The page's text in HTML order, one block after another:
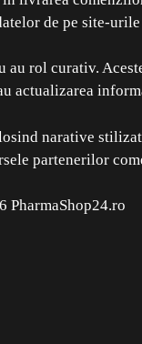
de pe site-
rol curativ.
actualizarea
narative
partenerilor
PharmaShop24.ro